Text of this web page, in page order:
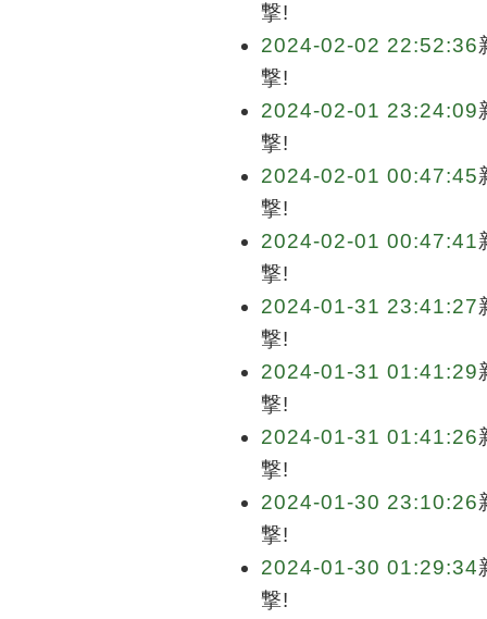
撃!
2024-02-02 22:52:36
撃!
2024-02-01 23:24:09
撃!
2024-02-01 00:47:45
撃!
2024-02-01 00:47:41
撃!
2024-01-31 23:41:27
撃!
2024-01-31 01:41:29
撃!
2024-01-31 01:41:26
撃!
2024-01-30 23:10:26
撃!
2024-01-30 01:29:34
撃!